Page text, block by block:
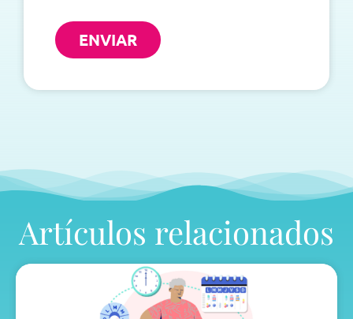
ENVIAR
Artículos relacionados